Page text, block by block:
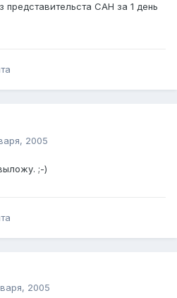
представительста САН за 1 день
2005
;-)
2005